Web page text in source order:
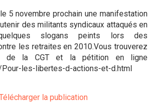
5 novembre prochain une manifestation
des militants syndicaux attaqués en
slogans peints lors des
les retraites en 2010.Vous trouverez
de la CGT et la pétition en ligne
les-libertes-d-actions-et-d.html
la publication